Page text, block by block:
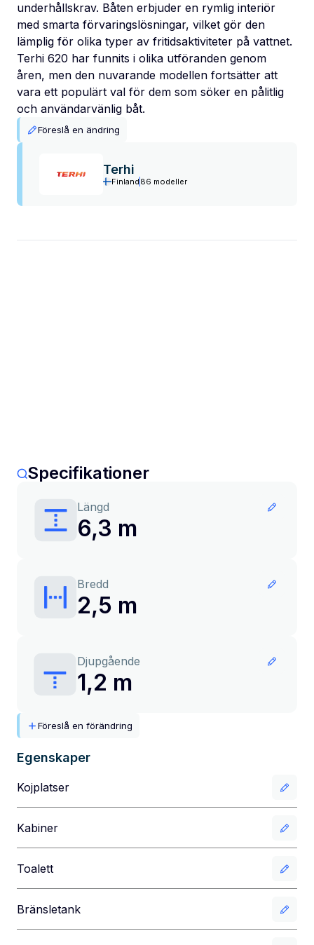
underhållskrav. Båten erbjuder en rymlig interiör
med smarta förvaringslösningar, vilket gör den
lämplig för olika typer av fritidsaktiviteter på vattnet.
Terhi 620 har funnits i olika utföranden genom
åren, men den nuvarande modellen fortsätter att
vara ett populärt val för dem som söker en pålitlig
och användarvänlig båt.
Föreslå en ändring
Terhi
Finland 86 modeller
Specifikationer
Längd
6,3 m
Bredd
2,5 m
Djupgående
1,2 m
Föreslå en förändring
Egenskaper
Kojplatser
Kabiner
Toalett
Bränsletank